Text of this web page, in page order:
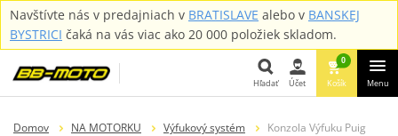
Navštívte nás v predajniach v BRATISLAVE alebo v BANSKEJ
BYSTRICI čaká na vás viac ako 20 000 položiek skladom.
Hľadať
Hľadať Účet
0
Košík Menu
Domov NA MOTORKU Výfukový systém Konzola Výfuku Puig